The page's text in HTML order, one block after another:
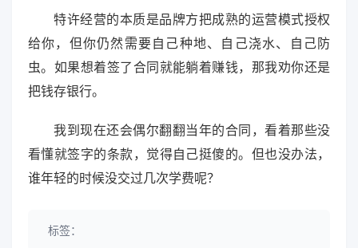
特许经营的本质是品牌方把成熟的运营模式授权
给你，但你仍然需要自己种地、自己浇水、自己防
虫。如果想着签了合同就能躺着赚钱，那我劝你还是
把钱存银行。
我到现在还会偶尔翻翻当年的合同，看着那些没
看懂就签字的条款，觉得自己挺傻的。但也没办法，
谁年轻的时候没交过几次学费呢？
标签：